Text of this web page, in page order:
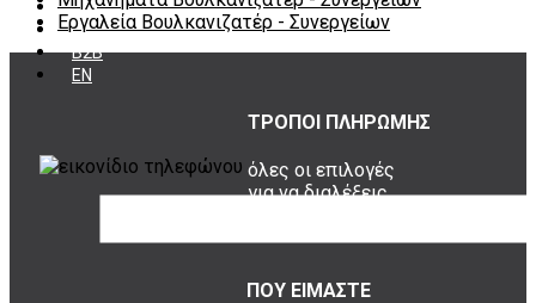
VIDEO & ΝΕΑ
ΕΠΙΚΟΙΝΩΝΙΑ
B2B
ΕΝ
Εργαλεία Βουλκανιζατέρ - Συνεργείων
ΤΡΟΠΟΙ ΠΛΗΡΩΜΗΣ
όλες οι επιλογές
για να διαλέξεις
ΠΟΥ ΕΙΜΑΣΤΕ